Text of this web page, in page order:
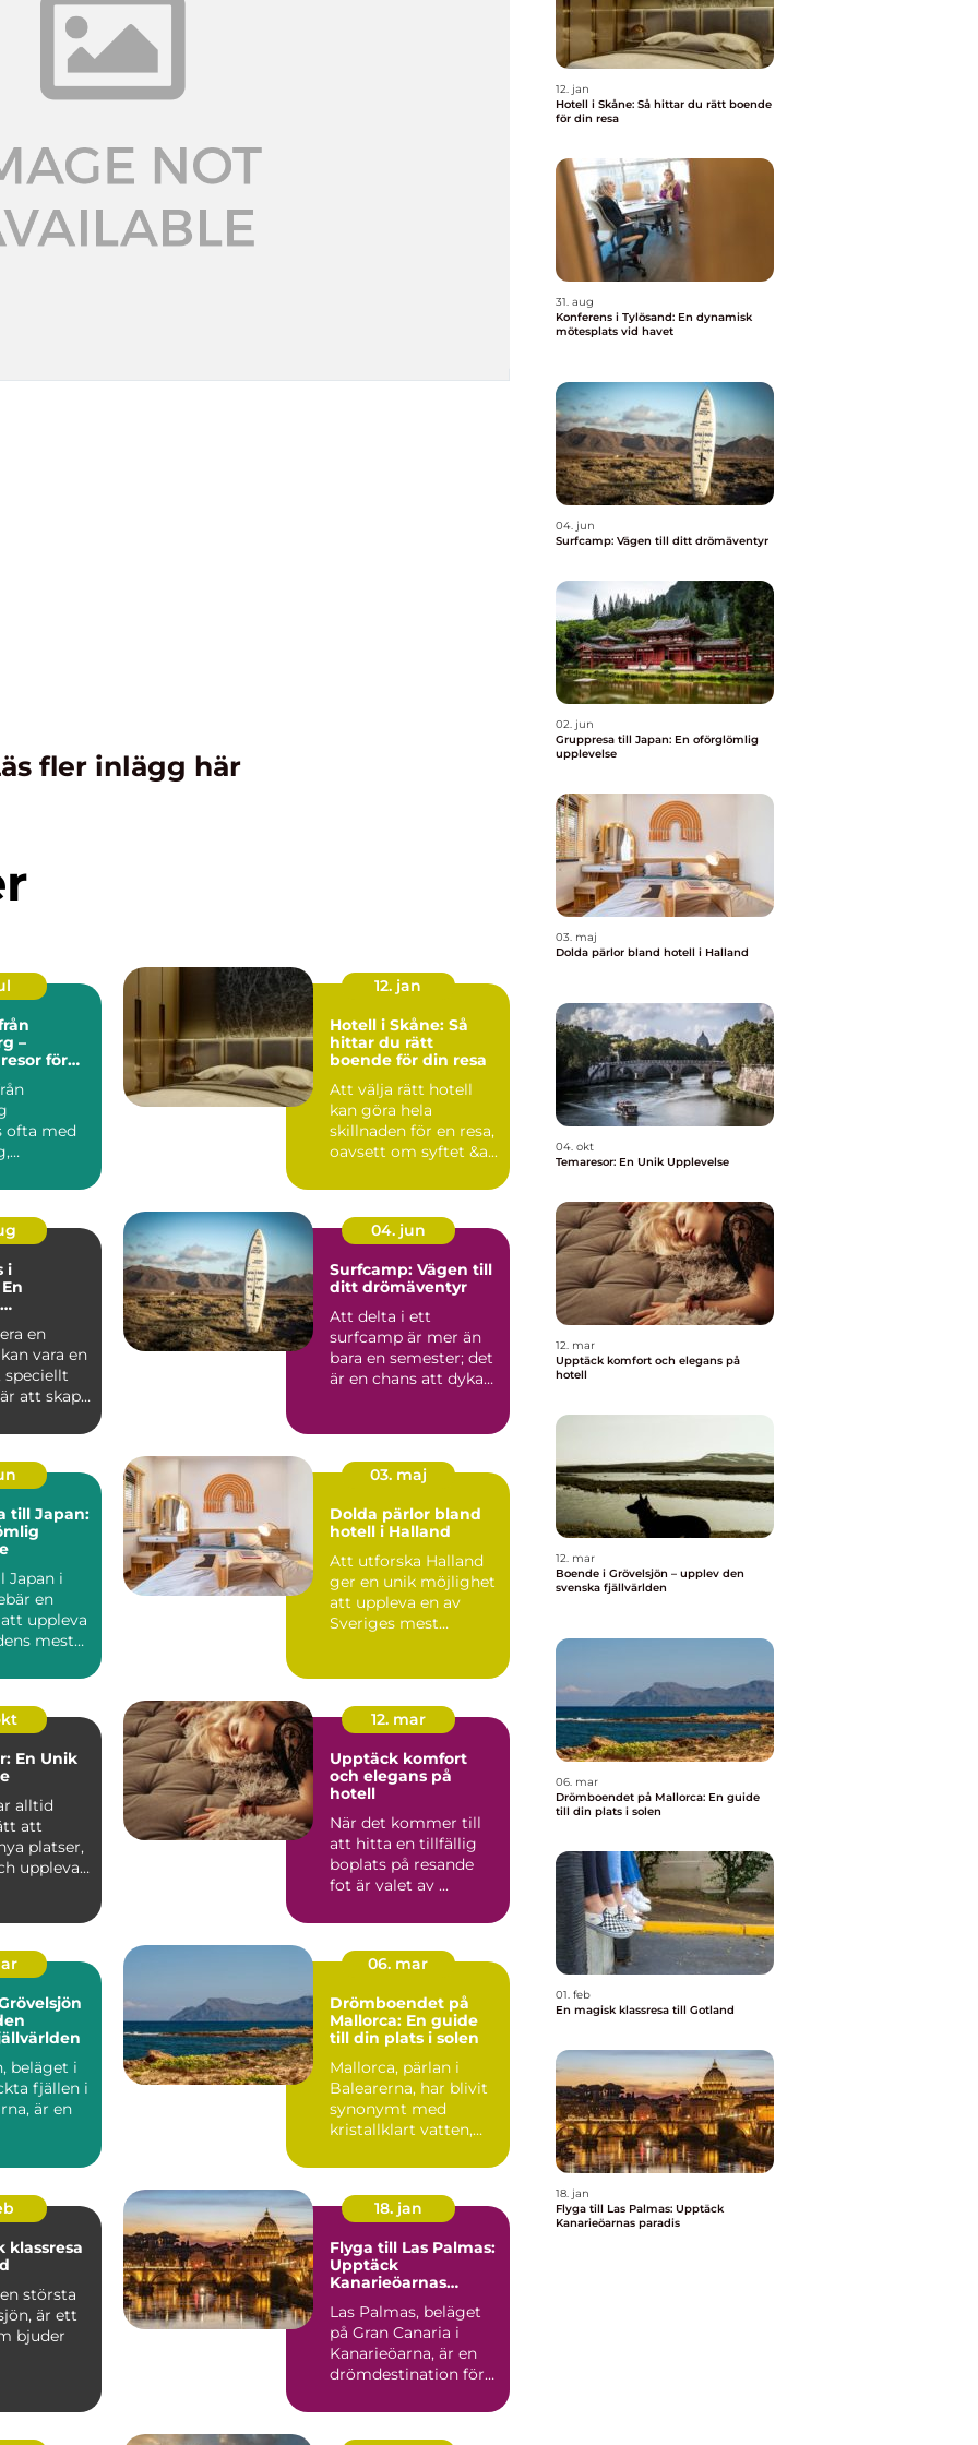
fler inlägg här
–
för
ofta med
12. jan
Hotell i Skåne: Så
hittar du rätt
boende för din resa
Att välja rätt hotell
kan göra hela
skillnaden för en resa,
oavsett om syftet &a...
i
en
vara en
att skapa
04. jun
Surfcamp: Vägen till
ditt drömäventyr
Att delta i ett
surfcamp är mer än
bara en semester; det
är en chans att dyka
till Japan:
Japan i
en
uppleva
mest
03. maj
Dolda pärlor bland
hotell i Halland
Att utforska Halland
ger en unik möjlighet
att uppleva en av
Sveriges mest
En Unik
alltid
att
platser,
uppleva
12. mar
Upptäck komfort
och elegans på
hotell
När det kommer till
att hitta en tillfällig
boplats på resande
fot är valet av ...
beläget i
fjällen i
är en
06. mar
Drömboendet på
Mallorca: En guide
till din plats i solen
Mallorca, pärlan i
Balearerna, har blivit
synonymt med
kristallklart vatten,
en...
klassresa
största
är ett
bjuder
18. jan
Flyga till Las Palmas:
Upptäck
Kanarieöarnas
Las Palmas, beläget
på Gran Canaria i
Kanarieöarna, är en
drömdestination för
Med s...
12. jan
Hotell i Skåne: Så hittar du rätt boende
för din resa
31. aug
Konferens i Tylösand: En dynamisk
mötesplats vid havet
04. jun
Surfcamp: Vägen till ditt drömäventyr
02. jun
Gruppresa till Japan: En oförglömlig
upplevelse
03. maj
Dolda pärlor bland hotell i Halland
04. okt
Temaresor: En Unik Upplevelse
12. mar
Upptäck komfort och elegans på
hotell
12. mar
Boende i Grövelsjön – upplev den
svenska fjällvärlden
06. mar
Drömboendet på Mallorca: En guide
till din plats i solen
01. feb
En magisk klassresa till Gotland
18. jan
Flyga till Las Palmas: Upptäck
Kanarieöarnas paradis